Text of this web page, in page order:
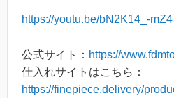
https://youtu.be/bN2K14_-mZ4
公式サイト： https://
仕入れサイトはこちら：
https://finepiece.delivery/